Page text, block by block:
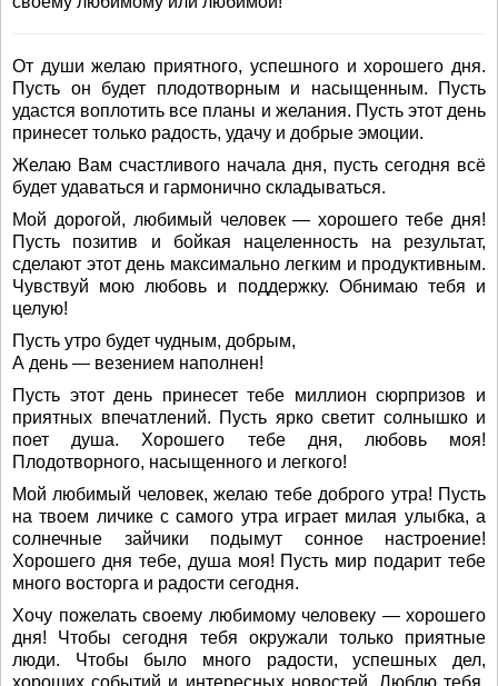
От души желаю приятного, успешного и хорошего дня.
Пусть он будет плодотворным и насыщенным. Пусть
удастся воплотить все планы и желания. Пусть этот день
принесет только радость, удачу и добрые эмоции.
Желаю Вам счастливого начала дня, пусть сегодня всё
будет удаваться и гармонично складываться.
Мой дорогой, любимый человек — хорошего тебе дня!
Пусть позитив и бойкая нацеленность на результат,
сделают этот день максимально легким и продуктивным.
Чувствуй мою любовь и поддержку. Обнимаю тебя и
целую!
Пусть утро будет чудным, добрым,
А день — везением наполнен!
Пусть этот день принесет тебе миллион сюрпризов и
приятных впечатлений. Пусть ярко светит солнышко и
поет душа. Хорошего тебе дня, любовь моя!
Плодотворного, насыщенного и легкого!
Мой любимый человек, желаю тебе доброго утра! Пусть
на твоем личике с самого утра играет милая улыбка, а
солнечные зайчики подымут сонное настроение!
Хорошего дня тебе, душа моя! Пусть мир подарит тебе
много восторга и радости сегодня.
Хочу пожелать своему любимому человеку — хорошего
дня! Чтобы сегодня тебя окружали только приятные
люди. Чтобы было много радости, успешных дел,
хороших событий и интересных новостей. Люблю тебя,